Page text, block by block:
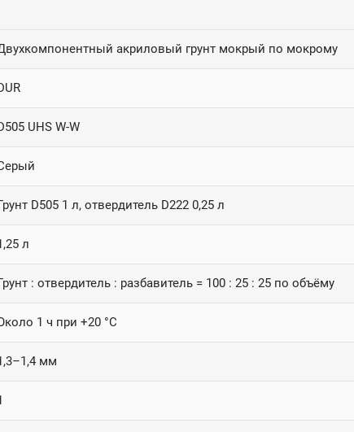
акриловый грунт мокрый по мокрому
UHS W-W
D505 1 л, отвердитель D222 0,25 л
л
: отвердитель : разбавитель = 100 : 25 : 25 по объёму
1 ч при +20 °C
мм